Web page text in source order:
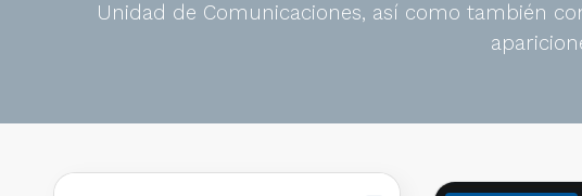
Unidad de Comunicaciones, así como también